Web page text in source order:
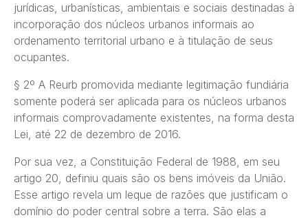
jurídicas, urbanísticas, ambientais e sociais destinadas à
incorporação dos núcleos urbanos informais ao
ordenamento territorial urbano e à titulação de seus
ocupantes.
§ 2º A Reurb promovida mediante legitimação fundiária
somente poderá ser aplicada para os núcleos urbanos
informais comprovadamente existentes, na forma desta
Lei, até 22 de dezembro de 2016.
Por sua vez, a Constituição Federal de 1988, em seu
artigo 20, definiu quais são os bens imóveis da União.
Esse artigo revela um leque de razões que justificam o
domínio do poder central sobre a terra. São elas a